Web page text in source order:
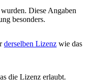
wurden. Diese Angaben
besonders.
derselben Lizenz wie das
die Lizenz erlaubt.